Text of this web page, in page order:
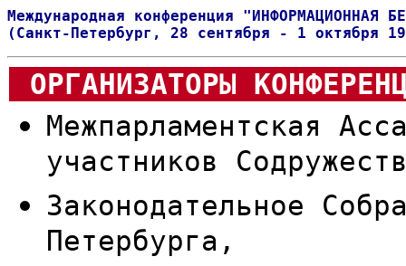
Международная конференция "ИНФОРМАЦИОННАЯ
(Санкт-Петербург, 28 сентября - 1 октября
ОРГАНИЗАТОРЫ
Межпарламентская
участников
Законодательное
Петербурга,